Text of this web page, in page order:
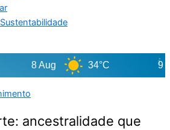
8 Aug 34°C 9 Aug
ancestralidade que